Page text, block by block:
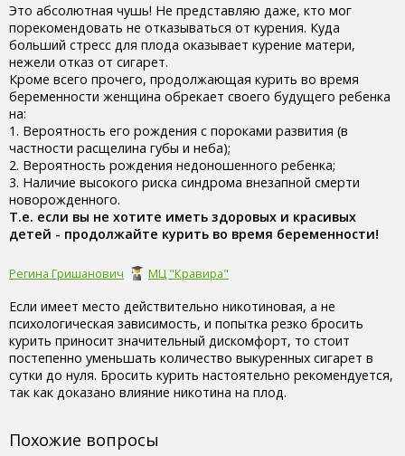
Это абсолютная чушь! Не представляю даже, кто мог
порекомендовать не отказываться от курения. Куда
больший стресс для плода оказывает курение матери,
нежели отказ от сигарет.
Кроме всего прочего, продолжающая курить во время
беременности женщина обрекает своего будущего ребенка
на:
1. Вероятность его рождения с пороками развития (в
частности расщелина губы и неба);
2. Вероятность рождения недоношенного ребенка;
3. Наличие высокого риска синдрома внезапной смерти
новорожденного.
Т.е. если вы не хотите иметь здоровых и красивых
детей - продолжайте курить во время беременности!
Регина Гришанович МЦ "Кравира"
Если имеет место действительно никотиновая, а не
психологическая зависимость, и попытка резко бросить
курить приносит значительный дискомфорт, то стоит
постепенно уменьшать количество выкуренных сигарет в
сутки до нуля. Бросить курить настоятельно рекомендуется,
так как доказано влияние никотина на плод.
Похожие вопросы